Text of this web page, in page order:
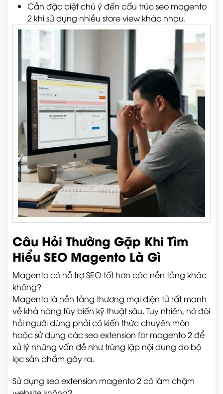
Cần đặc biệt chú ý đến cấu trúc seo magento
2 khi sử dụng nhiều store view khác nhau.
Câu Hỏi Thường Gặp Khi Tìm
Hiểu SEO Magento Là Gì
Magento có hỗ trợ SEO tốt hơn các nền tảng khác
không?
Magento là nền tảng thương mại điện tử rất mạnh
về khả năng tùy biến kỹ thuật sâu. Tuy nhiên, nó đòi
hỏi người dùng phải có kiến thức chuyên môn
hoặc sử dụng các seo extension for magento 2 để
xử lý những vấn đề như trùng lặp nội dung do bộ
lọc sản phẩm gây ra.
Sử dụng seo extension magento 2 có làm chậm